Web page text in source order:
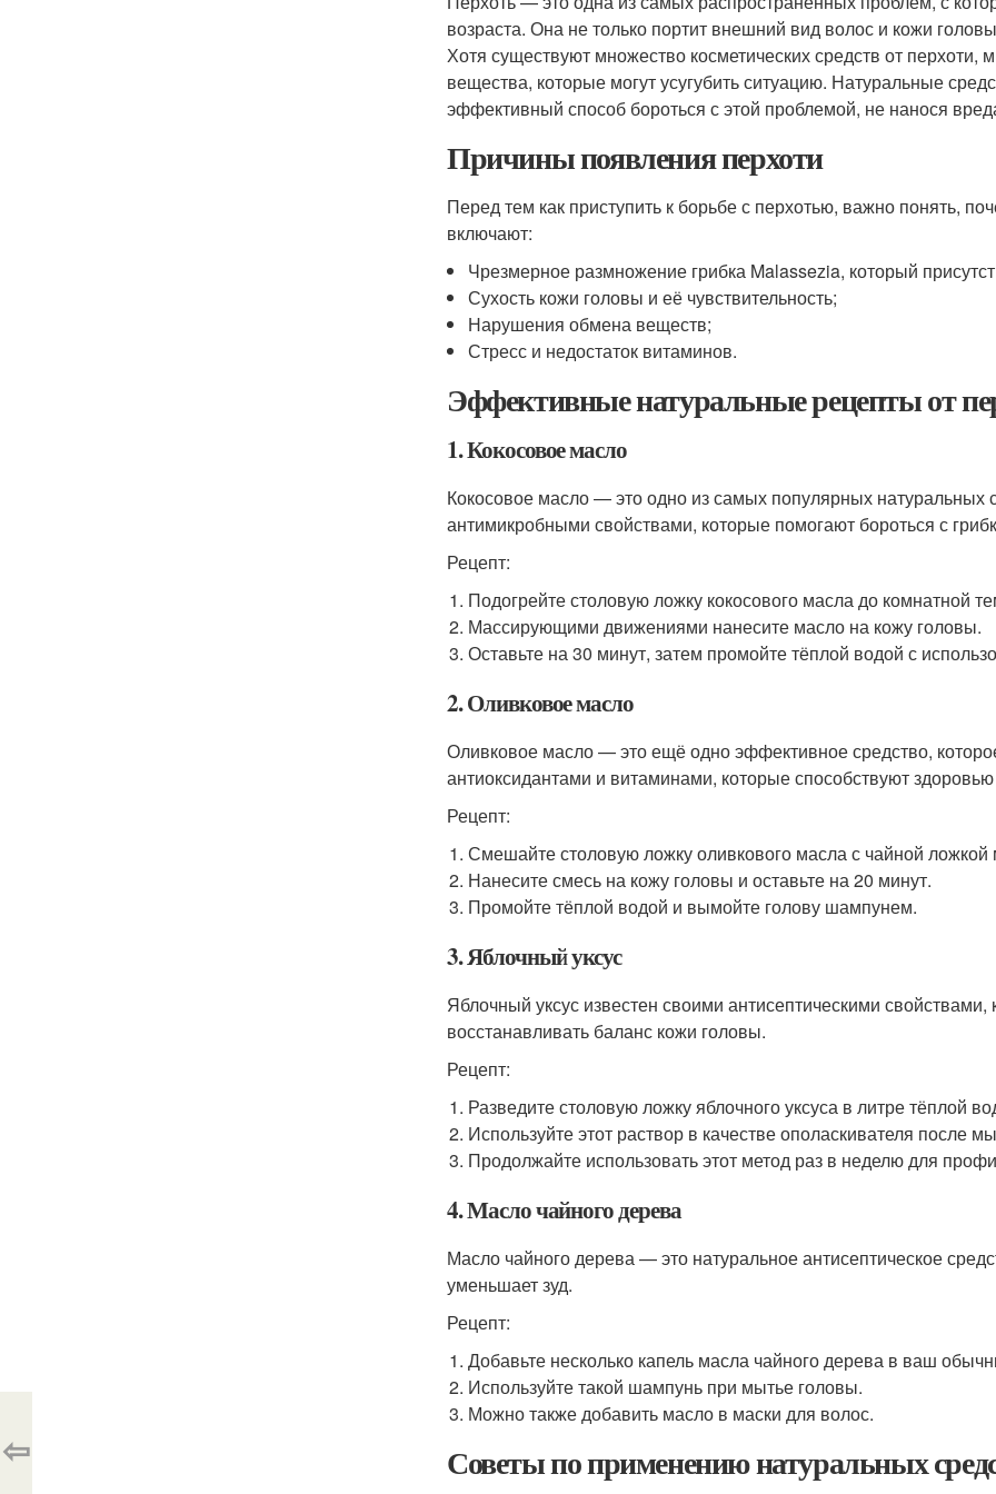
возраста. Она не только портит внешний вид волос и кожи
Хотя существуют множество косметических средств от перхоти,
вещества, которые могут усугубить ситуацию. Натуральные
эффективный способ бороться с этой проблемой, не нанося
Причины появления перхоти
Перед тем как приступить к борьбе с перхотью, важно понять,
включают:
Чрезмерное размножение грибка Malassezia, который
Сухость кожи головы и её чувствительность;
Нарушения обмена веществ;
Стресс и недостаток витаминов.
Эффективные натуральные рецепты от
1. Кокосовое масло
Кокосовое масло — это одно из самых популярных натуральных
антимикробными свойствами, которые помогают бороться с
Рецепт:
Подогрейте столовую ложку кокосового масла до комнатной
Массирующими движениями нанесите масло на кожу головы.
Оставьте на 30 минут, затем промойте тёплой водой с
2. Оливковое масло
Оливковое масло — это ещё одно эффективное средство,
антиоксидантами и витаминами, которые способствуют
Рецепт:
Смешайте столовую ложку оливкового масла с чайной ложкой
Нанесите смесь на кожу головы и оставьте на 20 минут.
Промойте тёплой водой и вымойте голову шампунем.
3. Яблочный уксус
Яблочный уксус известен своими антисептическими
восстанавливать баланс кожи головы.
Рецепт:
Разведите столовую ложку яблочного уксуса в литре тёплой
Используйте этот раствор в качестве ополаскивателя после
Продолжайте использовать этот метод раз в неделю для
4. Масло чайного дерева
Масло чайного дерева — это натуральное антисептическое
уменьшает зуд.
Рецепт:
Добавьте несколько капель масла чайного дерева в ваш
Используйте такой шампунь при мытье головы.
Можно также добавить масло в маски для волос.
Советы по применению натуральных
⇦